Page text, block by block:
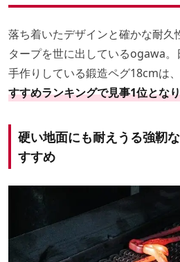
落ち着いたデザインと確かな耐久
タープを世に出しているogawa
手作りしている鍛造ペグ18cmは
すすめランキングで見事1位とな
硬い地面にも耐えうる強靭
すすめ